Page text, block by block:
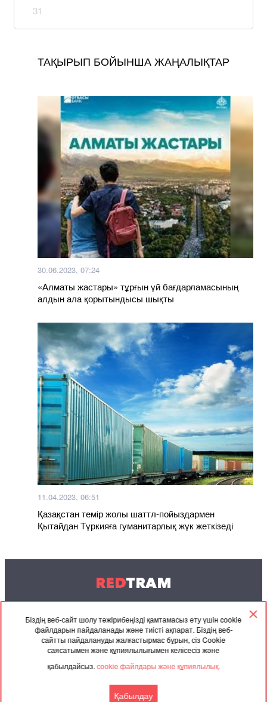
Біздің веб-сайт шолу тәжірибеңізді қамтамасыз ету үшін cookie
файлдарын пайдаланады және тиісті ақпарат. Біздің веб-
сайтты пайдалануды жалғастырмас бұрын, сіз Cookie
саясатымен және құпиялылығымен келісесіз және
қабылдайсыз.cookie файлдары және құпиялылық.
Қабылдау
31
ТАҚЫРЫП БОЙЫНША ЖАҢАЛЫҚТАР
30.06.2023, 07:24
«Алматы жастары» тұрғын үй бағдарламасының
алдын ала қорытындысы шықты
11.04.2023, 06:51
Қазақстан темір жолы шаттл-пойыздармен
Қытайдан Түркияға гуманитарлық жүк жеткізеді
REDTRAM
© 2004-2026 Redtram, Ltd.
Ынтымақтастық
Серіктес
материалдар
Мұрағат
Келісімі
Байланысу